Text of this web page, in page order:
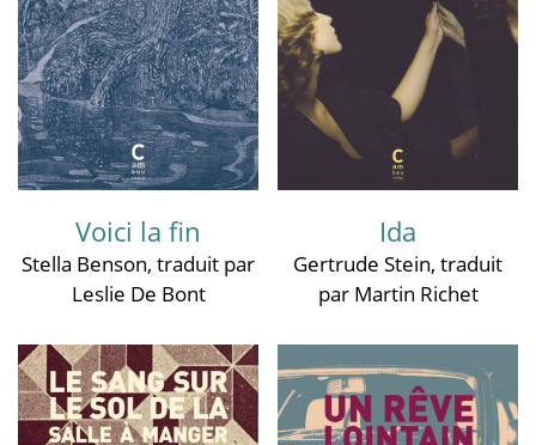
Voici la fin
Stella Benson, traduit par
Leslie De Bont
Ida
Gertrude Stein, traduit
par Martin Richet